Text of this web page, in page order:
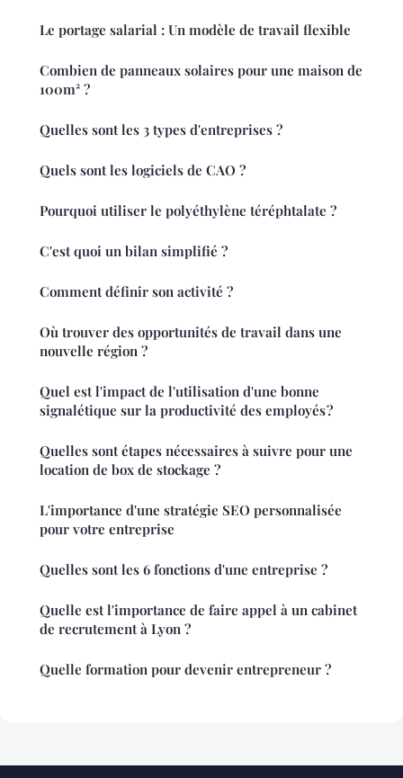
Le portage salarial : Un modèle de travail flexible
Combien de panneaux solaires pour une maison de
100m² ?
Quelles sont les 3 types d'entreprises ?
Quels sont les logiciels de CAO ?
Pourquoi utiliser le polyéthylène téréphtalate ?
C'est quoi un bilan simplifié ?
Comment définir son activité ?
Où trouver des opportunités de travail dans une
nouvelle région ?
Quel est l'impact de l'utilisation d'une bonne
signalétique sur la productivité des employés ?
Quelles sont étapes nécessaires à suivre pour une
location de box de stockage ?
L'importance d'une stratégie SEO personnalisée
pour votre entreprise
Quelles sont les 6 fonctions d'une entreprise ?
Quelle est l'importance de faire appel à un cabinet
de recrutement à Lyon ?
Quelle formation pour devenir entrepreneur ?